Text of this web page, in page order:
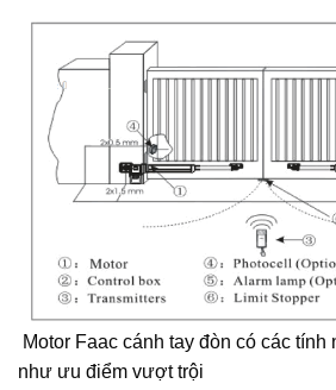
Motor Faac cánh tay đòn có các tính
như ưu điểm vượt trội